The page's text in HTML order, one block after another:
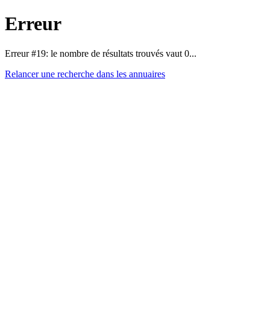
Erreur
Erreur #19: le nombre de résultats trouvés vaut 0...
Relancer une recherche dans les annuaires